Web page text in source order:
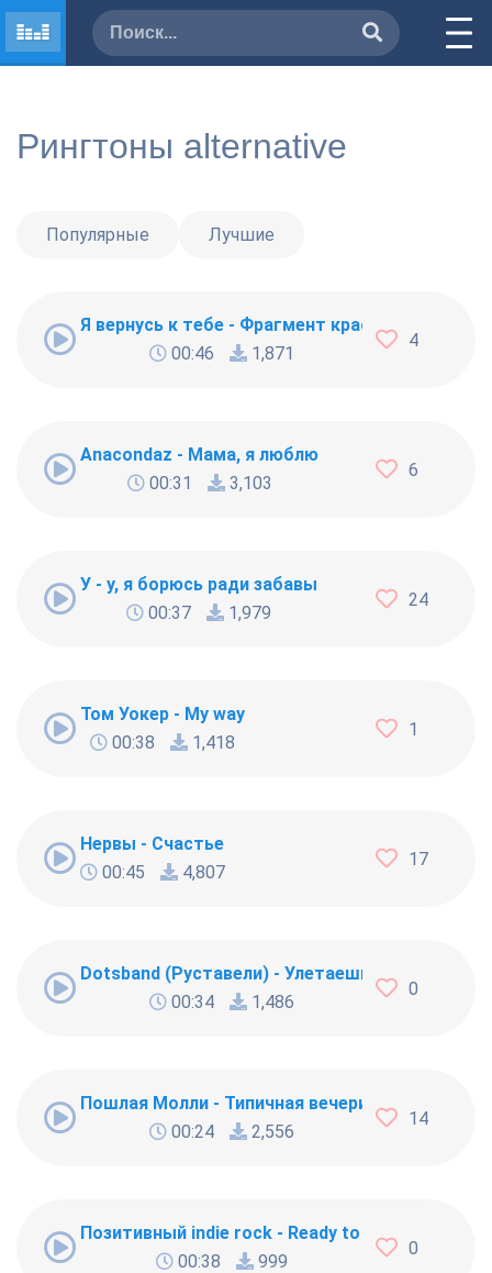
Рингтоны alternative
Популярные Лучшие
Я вернусь к тебе - Фрагмент красивой песни о
00:46
1,871
4
Anacondaz - Мама, я люблю
00:31
3,103
6
У - у, я борюсь ради забавы
00:37
1,979
24
Том Уокер - My way
00:38
1,418
1
Нервы - Счастье
00:45
4,807
17
Dotsband (Руставели) - Улетаешь Ты
00:34
1,486
0
Пошлая Молли - Типичная вечеринка с
00:24
2,556
14
Позитивный indie rock - Ready to Change/ Готов
00:38
999
0